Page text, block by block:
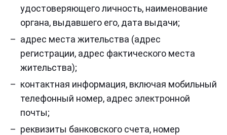
удостоверяющего личность, наименование
органа, выдавшего его, дата выдачи;
адрес места жительства (адрес
регистрации, адрес фактического места
жительства);
контактная информация, включая мобильный
телефонный номер, адрес электронной
почты;
реквизиты банковского счета, номер